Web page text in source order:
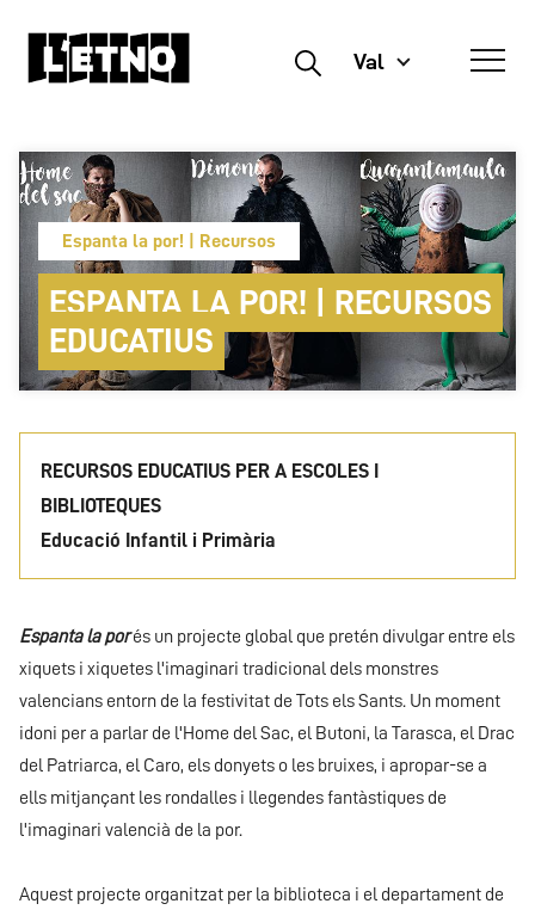
Buscar Val
Espanta la por! | Recursos
ESPANTA LA POR! | RECURSOS
EDUCATIUS
RECURSOS EDUCATIUS PER A ESCOLES I
BIBLIOTEQUES
Educació Infantil i Primària
Espanta la porés un projecte global que pretén divulgar entre els
xiquets i xiquetes l'imaginari tradicional dels monstres
valencians entorn de la festivitat de Tots els Sants. Un moment
idoni per a parlar de l'Home del Sac, el Butoni, la Tarasca, el Drac
del Patriarca, el Caro, els donyets o les bruixes, i apropar-se a
ells mitjançant les rondalles i llegendes fantàstiques de
l'imaginari valencià de la por.
Aquest projecte organitzat per la biblioteca i el departament de